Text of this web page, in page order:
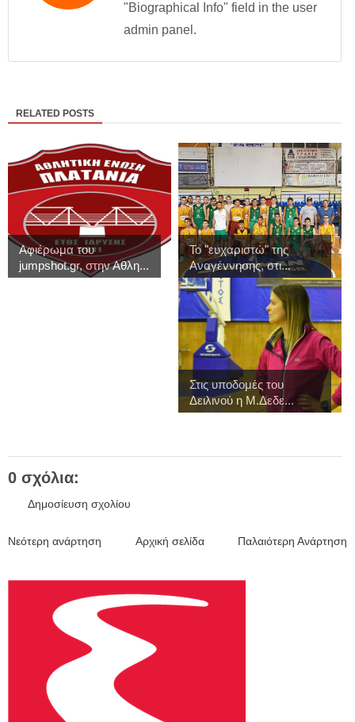
"Biographical Info" field in the user
admin panel.
RELATED POSTS
Αφιέρωμα του
jumpshot.gr, στην Αθλη...
Το "ευχαριστώ" της
Αναγέννησης, στι...
Στις υποδομές του
Δειλινού η Μ.Δεδε...
0 σχόλια:
Δημοσίευση σχολίου
Νεότερη ανάρτηση Παλαιότερη Ανάρτηση
Αρχική σελίδα